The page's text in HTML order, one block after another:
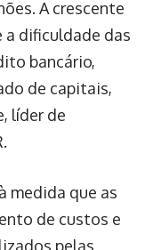
A crescente
a dificuldade das
bancário,
de capitais,
líder de
medida que as
de custos e
pelas